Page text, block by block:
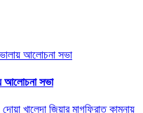
আলোচনা সভা